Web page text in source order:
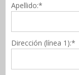
Apellido:*
Dirección (línea 1):*